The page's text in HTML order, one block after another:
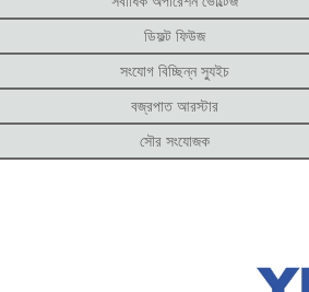
ডিফল্ট ফিউজ
সংযোগ বিচ্ছিন্ন স্যুইচ
বজ্রপাত আরস্টার
সৌর সংযোজক